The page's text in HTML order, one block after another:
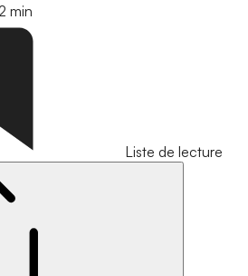
min
Liste de lecture